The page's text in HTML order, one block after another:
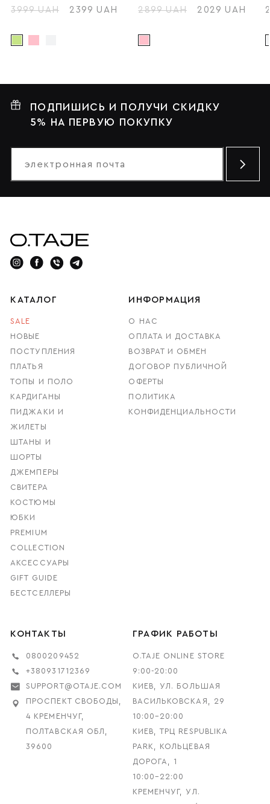
3999 UAH
2399 UAH
2899 UAH
2029 UAH
ПОДПИШИСЬ И ПОЛУЧИ СКИДКУ
5% НА ПЕРВУЮ ПОКУПКУ
КАТАЛОГ
SALE
НОВЫЕ
ПОСТУПЛЕНИЯ
ПЛАТЬЯ
ТОПЫ И ПОЛО
КАРДИГАНЫ
ПИДЖАКИ И
ЖИЛЕТЫ
ШТАНЫ И
ШОРТЫ
ДЖЕМПЕРЫ
СВИТЕРА
КОСТЮМЫ
ЮБКИ
PREMIUM
COLLECTION
АКСЕССУАРЫ
GIFT GUIDE
БЕСТСЕЛЛЕРЫ
ИНФОРМАЦИЯ
О НАС
ОПЛАТА И ДОСТАВКА
ВОЗВРАТ И ОБМЕН
ДОГОВОР ПУБЛИЧНОЙ
ОФЕРТЫ
ПОЛИТИКА
КОНФИДЕНЦИАЛЬНОСТИ
КОНТАКТЫ
0800209452
+380931712369
SUPPORT@OTAJE.COM
ПРОСПЕКТ СВОБОДЫ,
4 КРЕМЕНЧУГ,
ПОЛТАВСКАЯ ОБЛ,
39600
ГРАФИК РАБОТЫ
O.TAJE ONLINE STORE
9:00-20:00
КИЕВ, УЛ. БОЛЬШАЯ
ВАСИЛЬКОВСКАЯ, 29
10:00–20:00
КИЕВ, ТРЦ RESPUBLIKA
PARK, КОЛЬЦЕВАЯ
ДОРОГА, 1
10:00–22:00
КРЕМЕНЧУГ, УЛ.